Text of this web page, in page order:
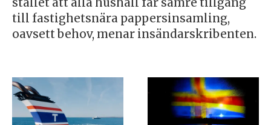
till fastighetsnära pappersinsamling,
oavsett behov, menar insändarskribenten.